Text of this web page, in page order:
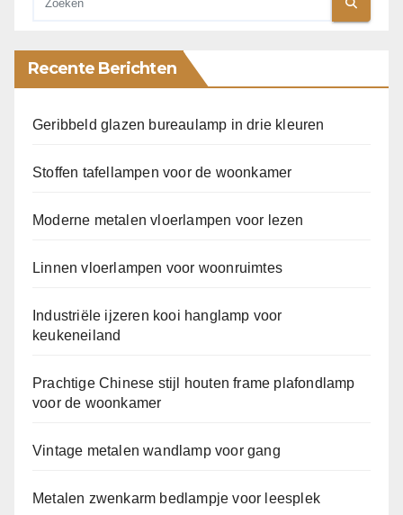
Recente Berichten
Geribbeld glazen bureaulamp in drie kleuren
Stoffen tafellampen voor de woonkamer
Moderne metalen vloerlampen voor lezen
Linnen vloerlampen voor woonruimtes
Industriële ijzeren kooi hanglamp voor
keukeneiland
Prachtige Chinese stijl houten frame plafondlamp
voor de woonkamer
Vintage metalen wandlamp voor gang
Metalen zwenkarm bedlampje voor leesplek